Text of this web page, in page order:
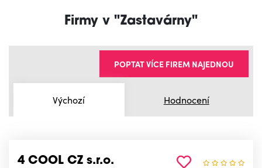
Firmy v "Zastavárny"
Výchozí Hodnocení
POPTAT VÍCE FIREM NAJEDNOU
4 COOL CZ s.r.o.